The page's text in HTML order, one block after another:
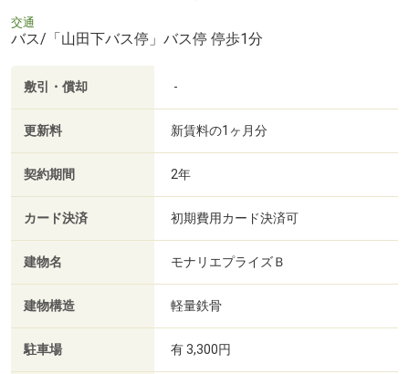
交通
バス/「山田下バス停」バス停 停歩1分
敷引・償却 -
更新料 新賃料の1ヶ月分
契約期間 2年
カード決済 初期費用カード決済可
建物名 モナリエプライズＢ
建物構造 軽量鉄骨
駐車場 有 3,300円